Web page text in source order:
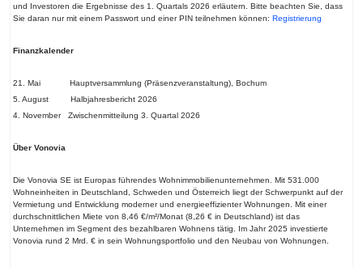
und Investoren die Ergebnisse des 1. Quartals 2026 erläutern. Bitte beachten Sie, dass
Sie daran nur mit einem Passwort und einer PIN teilnehmen können: Registrierung
Finanzkalender
21. Mai Hauptversammlung (Präsenzveranstaltung), Bochum
5. August Halbjahresbericht 2026
4. November Zwischenmitteilung 3. Quartal 2026
Über Vonovia
Die Vonovia SE ist Europas führendes Wohnimmobilienunternehmen. Mit 531.000
Wohneinheiten in Deutschland, Schweden und Österreich liegt der Schwerpunkt auf der
Vermietung und Entwicklung moderner und energieeffizienter Wohnungen. Mit einer
durchschnittlichen Miete von 8,46 €/m²/Monat (8,26 € in Deutschland) ist das
Unternehmen im Segment des bezahlbaren Wohnens tätig. Im Jahr 2025 investierte
Vonovia rund 2 Mrd. € in sein Wohnungsportfolio und den Neubau von Wohnungen.